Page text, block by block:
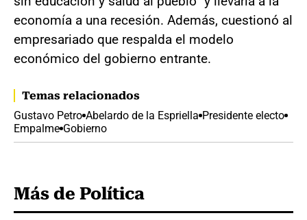
economía a una recesión. Además, cuestionó al
empresariado que respalda el modelo
económico del gobierno entrante.
Temas relacionados
Gustavo Petro Abelardo de la Espriella Presidente electo
Empalme Gobierno
Más de Política